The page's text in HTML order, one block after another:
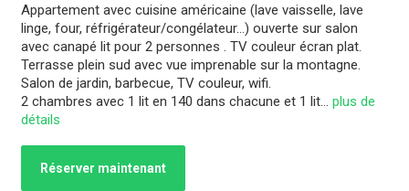
Appartement avec cuisine américaine (lave vaisselle, lave
linge, four, réfrigérateur/congélateur...) ouverte sur salon
avec canapé lit pour 2 personnes . TV couleur écran plat.
Terrasse plein sud avec vue imprenable sur la montagne.
Salon de jardin, barbecue, TV couleur, wifi.
2 chambres avec 1 lit en 140 dans chacune et 1 lit... plus de
détails
Réserver maintenant